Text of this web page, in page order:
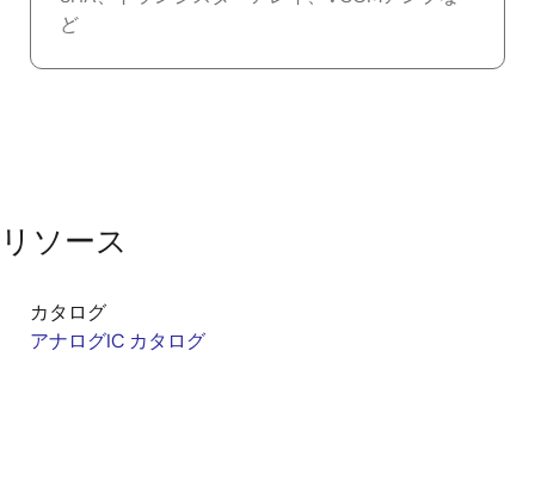
ど
リソース
カタログ
アナログIC カタログ